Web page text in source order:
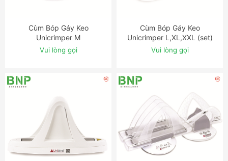
ĐẶT NGAY
Cùm Bóp Gáy Keo
Unicrimper M
Vui lòng gọi
ĐẶT NGAY
Cùm Bóp Gáy Keo
Unicrimper L,XL,XXL (set)
Vui lòng gọi